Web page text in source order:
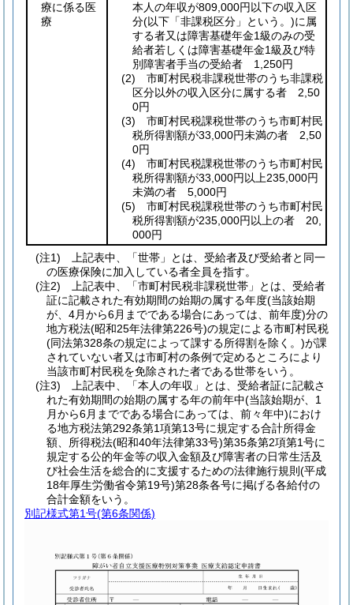
療に係る医
療
本人の年収が809,000円以下の収入区
分(以下「非課税区分」という。)に属
する者又は障害基礎年金1級のみの受
給者若しくは障害基礎年金1級及び特
別障害者手当の受給者 1,250円
(2) 市町村民税非課税世帯のうち非課税
区分以外の収入区分に属する者 2,50
0円
(3) 市町村民税課税世帯のうち市町村民
税所得割額が33,000円未満の者 2,50
0円
(4) 市町村民税課税世帯のうち市町村民
税所得割額が33,000円以上235,000円
未満の者 5,000円
(5) 市町村民税課税世帯のうち市町村民
税所得割額が235,000円以上の者 20,
000円
(注1) 上記表中、「世帯」とは、受給者及び受給者と同一
の医療保険に加入している者全員を指す。
(注2) 上記表中、「市町村民税非課税世帯」とは、受給者
証に記載された有効期間の始期の属する年度(当該始期
が、4月から6月までである場合にあっては、前年度)分の
地方税法(昭和25年法律第226号)の規定による市町村民税
(同法第328条の規定によって課する所得割を除く。)が課
されていない者又は市町村の条例で定めるところにより
当該市町村民税を免除された者である世帯をいう。
(注3) 上記表中、「本人の年収」とは、受給者証に記載さ
れた有効期間の始期の属する年の前年中(当該始期が、1
月から6月までである場合にあっては、前々年中)におけ
る地方税法第292条第1項第13号に規定する合計所得金
額、所得税法(昭和40年法律第33号)第35条第2項第1号に
規定する公的年金等の収入金額及び障害者の日常生活及
び社会生活を総合的に支援するための法律施行規則(平成
18年厚生労働省令第19号)第28条各号に掲げる各給付の
合計金額をいう。
別記様式第1号(第6条関係)